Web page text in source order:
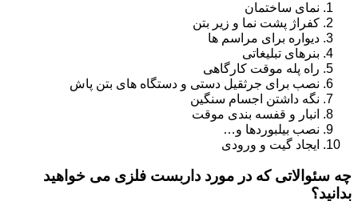
نمای ساختمان
کفراژ پشت نما و زیر بتن
دیواره برای مراسم ها
بنرهای تبلیغاتی
راه پله موقت کارگاهی
نصب برای جرثقیل دستی و دستگاه های بتن پاش
نگه داشتن اجسام سنگین
انبار و قفسه بندی موقت
نصب بیلبوردها و…
ایجاد گیت و ورودی
چه سئوالاتی که در مورد داربست فلزی می خواهید
بدانید؟